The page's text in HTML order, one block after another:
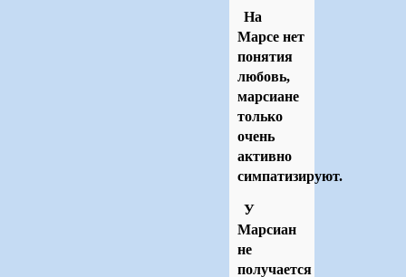
На
Марсе нет
понятия
любовь,
марсиане
только
очень
активно
симпатизируют.
У
Марсиан
не
получается